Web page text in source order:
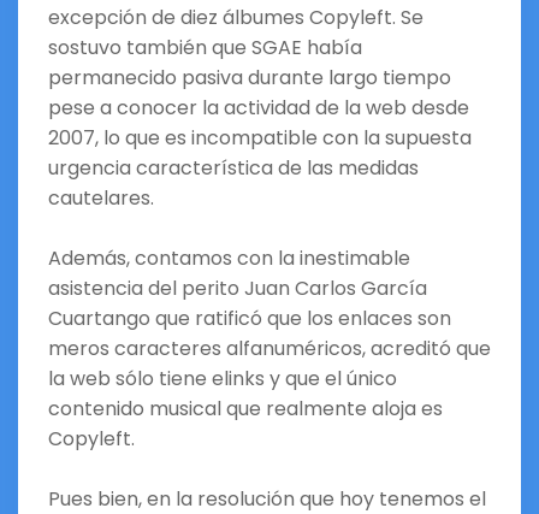
excepción de diez álbumes Copyleft. Se
sostuvo también que SGAE había
permanecido pasiva durante largo tiempo
pese a conocer la actividad de la web desde
2007, lo que es incompatible con la supuesta
urgencia característica de las medidas
cautelares.
Además, contamos con la inestimable
asistencia del perito Juan Carlos García
Cuartango que ratificó que los enlaces son
meros caracteres alfanuméricos, acreditó que
la web sólo tiene elinks y que el único
contenido musical que realmente aloja es
Copyleft.
Pues bien, en la resolución que hoy tenemos el